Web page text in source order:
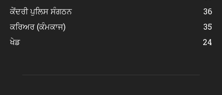
ਕੇਂਦਰੀ ਪੁਲਿਸ ਸੰਗਠਨ
36
ਕਰਿਅਰ (ਕੰਮਕਾਜ)
35
ਖੇਡ
24